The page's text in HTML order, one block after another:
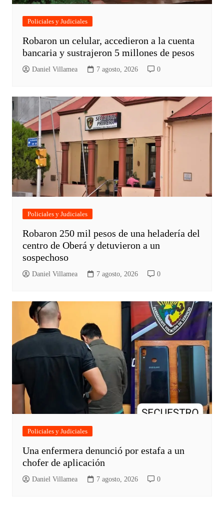
Policiales y Judiciales
Robaron un celular, accedieron a la cuenta
bancaria y sustrajeron 5 millones de pesos
Daniel Villamea 7 agosto, 2026 0
Policiales y Judiciales
Robaron 250 mil pesos de una heladería del
centro de Oberá y detuvieron a un
sospechoso
Daniel Villamea 7 agosto, 2026 0
Policiales y Judiciales
Una enfermera denunció por estafa a un
chofer de aplicación
Daniel Villamea 7 agosto, 2026 0